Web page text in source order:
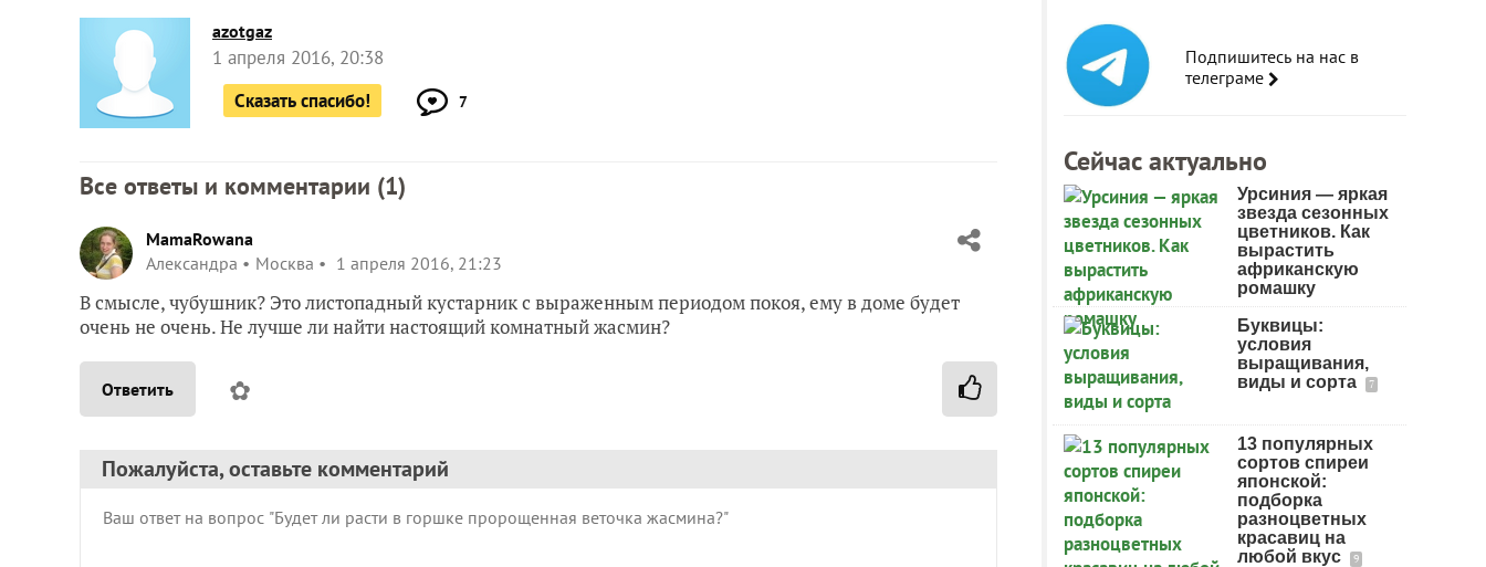
azotgaz
1 апреля 2016, 20:38
Сказать спасибо!
7
Все ответы и комментарии (1)
MamaRowana
Александра
Москва 1 апреля 2016, 21:23
В смысле, чубушник? Это листопадный кустарник с выраженным периодом покоя, ему в доме будет
очень не очень. Не лучше ли найти настоящий комнатный жасмин?
Ответить ✿
Пожалуйста, оставьте комментарий
Подпишитесь на нас в
телеграме
Сейчас актуально
Урсиния — яркая
звезда сезонных
цветников. Как
вырастить
африканскую
ромашку
Буквицы:
условия
выращивания,
виды и сорта
7
13 популярных
сортов спиреи
японской:
подборка
разноцветных
красавиц на
любой вкус
9